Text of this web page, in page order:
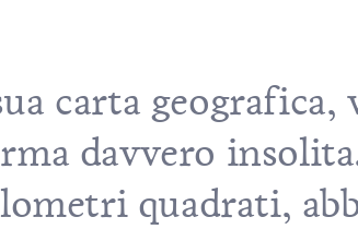
carta geografica,
davvero
quadrati,